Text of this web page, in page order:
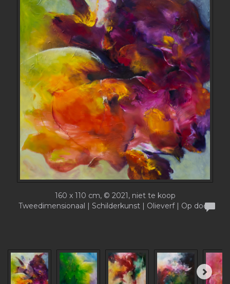
160 x 110 cm, © 2021, niet te koop
Tweedimensionaal | Schilderkunst | Olieverf | Op doek